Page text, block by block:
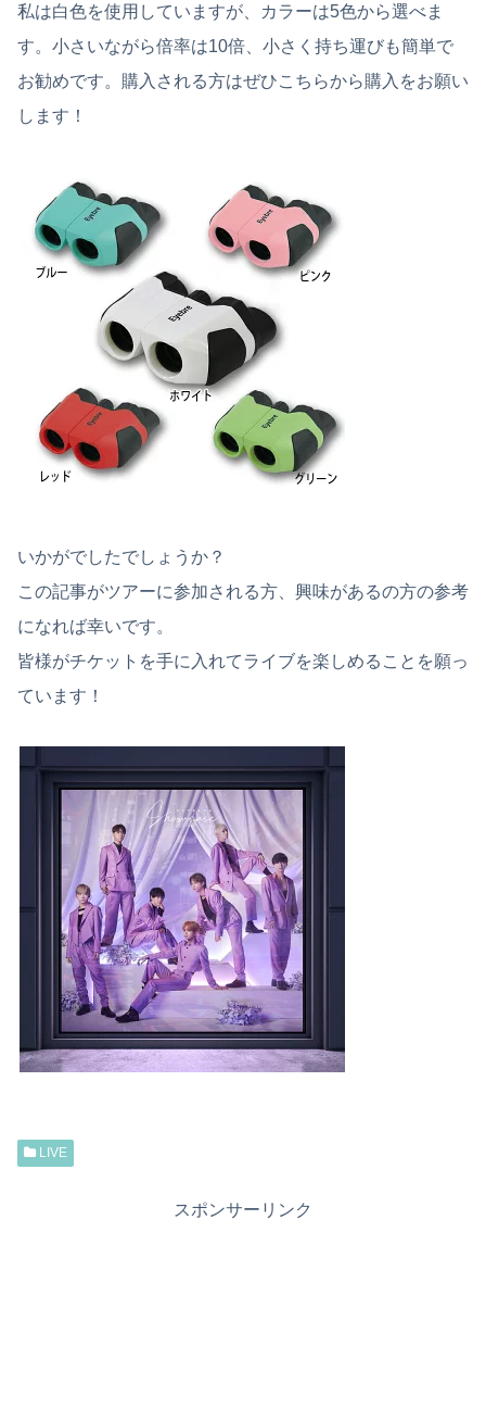
私は白色を使用していますが、カラーは5色から選べま
す。小さいながら倍率は10倍、小さく持ち運びも簡単で
お勧めです。購入される方はぜひこちらから購入をお願い
します！
いかがでしたでしょうか？
この記事がツアーに参加される方、興味があるの方の参考
になれば幸いです。
皆様がチケットを手に入れてライブを楽しめることを願っ
ています！
LIVE
スポンサーリンク